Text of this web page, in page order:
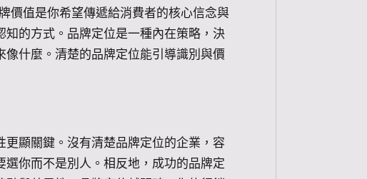
價值是你希望傳遞給消費者的核心信念與
的方式。品牌定位是一種內在策略，決
什麼。清楚的品牌定位能引導識別與價
顯關鍵。沒有清楚品牌定位的企業，容
你而不是別人。相反地，成功的品牌定